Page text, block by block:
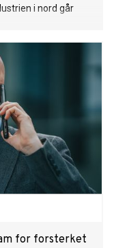
i nord går
for forsterket